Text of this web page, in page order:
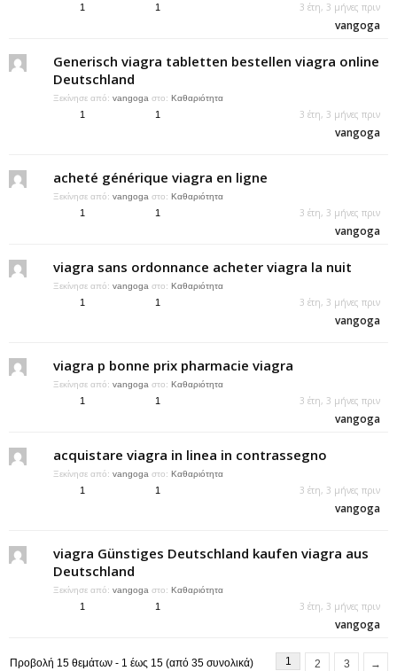
1 1 3 έτη, 3 μήνες πριν
vangoga
Generisch viagra tabletten bestellen viagra online
Deutschland
Ξεκίνησε από: vangoga στο: Καθαριότητα
1 1 3 έτη, 3 μήνες πριν
vangoga
acheté générique viagra en ligne
Ξεκίνησε από: vangoga στο: Καθαριότητα
1 1 3 έτη, 3 μήνες πριν
vangoga
viagra sans ordonnance acheter viagra la nuit
Ξεκίνησε από: vangoga στο: Καθαριότητα
1 1 3 έτη, 3 μήνες πριν
vangoga
viagra p bonne prix pharmacie viagra
Ξεκίνησε από: vangoga στο: Καθαριότητα
1 1 3 έτη, 3 μήνες πριν
vangoga
acquistare viagra in linea in contrassegno
Ξεκίνησε από: vangoga στο: Καθαριότητα
1 1 3 έτη, 3 μήνες πριν
vangoga
viagra Günstiges Deutschland kaufen viagra aus
Deutschland
Ξεκίνησε από: vangoga στο: Καθαριότητα
1 1 3 έτη, 3 μήνες πριν
vangoga
Προβολή 15 θεμάτων - 1 έως 15 (από 35 συνολικά) 1 2 3 →